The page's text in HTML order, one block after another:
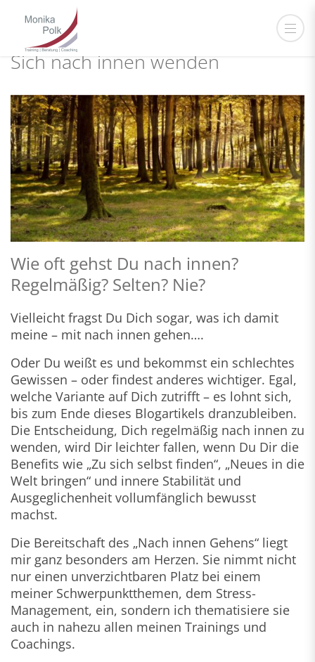
Sich nach innen wenden
Wie oft gehst Du nach innen?
Regelmäßig? Selten? Nie?
Vielleicht fragst Du Dich sogar, was ich damit
meine – mit nach innen gehen….
Oder Du weißt es und bekommst ein schlechtes
Gewissen – oder findest anderes wichtiger. Egal,
welche Variante auf Dich zutrifft – es lohnt sich,
bis zum Ende dieses Blogartikels dranzubleiben.
Die Entscheidung, Dich regelmäßig nach innen zu
wenden, wird Dir leichter fallen, wenn Du Dir die
Benefits wie „Zu sich selbst finden“, „Neues in die
Welt bringen“ und innere Stabilität und
Ausgeglichenheit vollumfänglich bewusst
machst.
Die Bereitschaft des „Nach innen Gehens“ liegt
mir ganz besonders am Herzen. Sie nimmt nicht
nur einen unverzichtbaren Platz bei einem
meiner Schwerpunktthemen, dem Stress-
Management, ein, sondern ich thematisiere sie
auch in nahezu allen meinen Trainings und
Coachings.